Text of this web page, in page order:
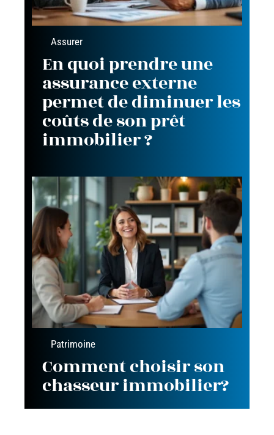
Assurer
En quoi prendre une
assurance externe
permet de diminuer les
coûts de son prêt
immobilier ?
Patrimoine
Comment choisir son
chasseur immobilier?